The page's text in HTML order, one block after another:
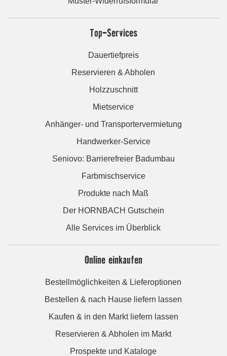
Top-Services
Dauertiefpreis
Reservieren & Abholen
Holzzuschnitt
Mietservice
Anhänger- und Transportervermietung
Handwerker-Service
Seniovo: Barrierefreier Badumbau
Farbmischservice
Produkte nach Maß
Der HORNBACH Gutschein
Alle Services im Überblick
Online einkaufen
Bestellmöglichkeiten & Lieferoptionen
Bestellen & nach Hause liefern lassen
Kaufen & in den Markt liefern lassen
Reservieren & Abholen im Markt
Prospekte und Kataloge